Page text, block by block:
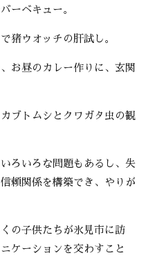
ーベキュー。
猪ウオッチの肝試し。
お昼のカレー作りに、玄関
ブトムシとクワガタ虫の観
ろいろな問題もあるし、失
頼関係を構築でき、やりが
の子供たちが氷見市に訪
ケーションを交わすこと